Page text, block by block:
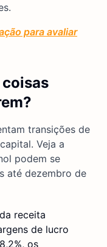
para avaliar
coisas
transições de
Veja a
podem se
até dezembro de
receita
de lucro
os